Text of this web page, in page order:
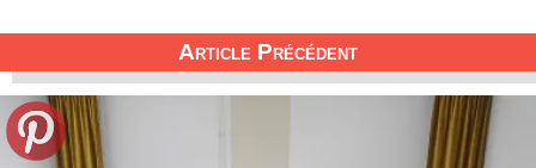
Article Précédent